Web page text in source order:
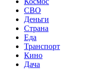
СВО
Деньги
Страна
Еда
Транспорт
Кино
Дача